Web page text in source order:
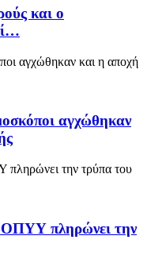
και ο
αγχώθηκαν
πληρώνει την